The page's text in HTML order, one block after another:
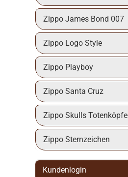
Zippo James Bond 007
Zippo Logo Style
Zippo Playboy
Zippo Santa Cruz
Zippo Skulls Totenköpfe
Zippo Sternzeichen
Kundenlogin